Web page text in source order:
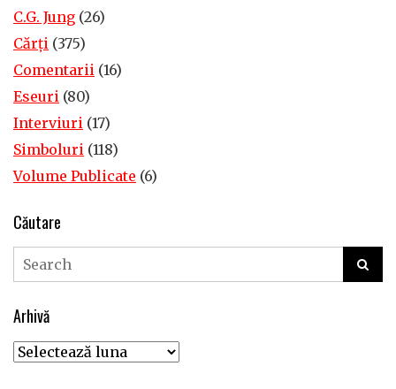
C.G. Jung (26)
Cărţi (375)
Comentarii (16)
Eseuri (80)
Interviuri (17)
Simboluri (118)
Volume Publicate (6)
Căutare
Arhivă